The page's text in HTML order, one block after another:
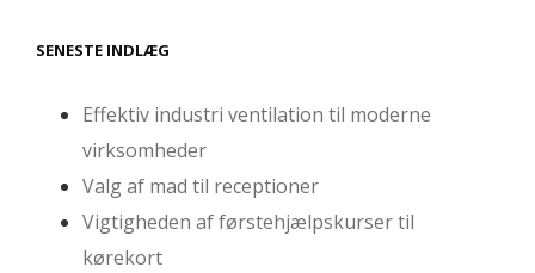
SENESTE INDLÆG
Effektiv industri ventilation til moderne
virksomheder
Valg af mad til receptioner
Vigtigheden af førstehjælpskurser til
kørekort